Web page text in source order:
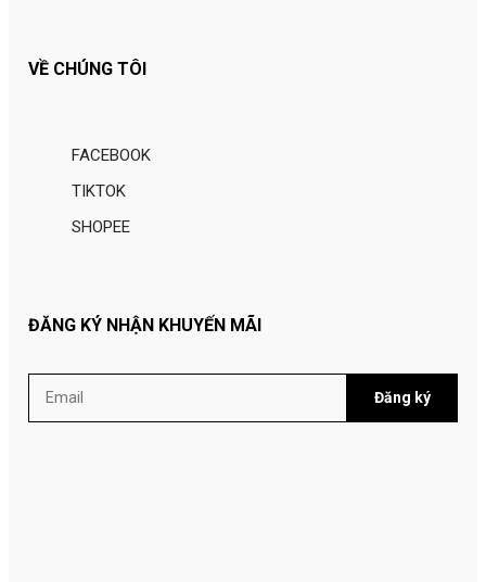
VỀ CHÚNG TÔI
FACEBOOK
TIKTOK
SHOPEE
ĐĂNG KÝ NHẬN KHUYẾN MÃI
Đăng ký